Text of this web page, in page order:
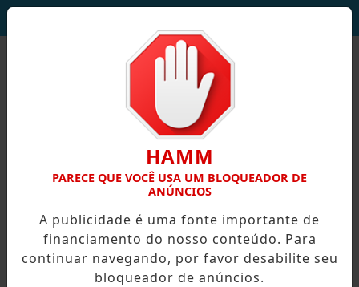
HAMM
PARECE QUE VOCÊ USA UM BLOQUEADOR DE
ANÚNCIOS
A publicidade é uma fonte importante de
financiamento do nosso conteúdo. Para
continuar navegando, por favor desabilite seu
bloqueador de anúncios.